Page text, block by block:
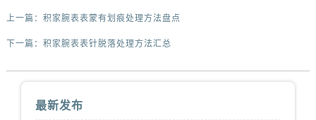
上一篇： 积家腕表表蒙有划痕处理方法盘点
下一篇： 积家腕表表针脱落处理方法汇总
最新发布